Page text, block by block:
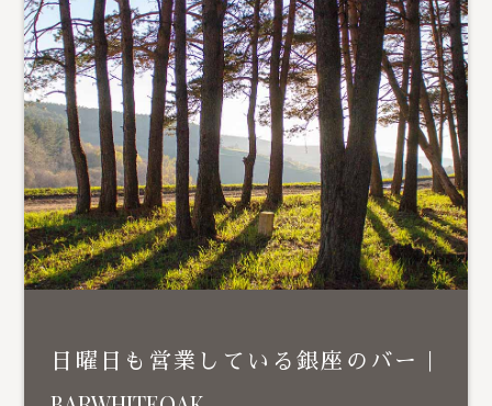
日曜日も営業している銀座のバー｜